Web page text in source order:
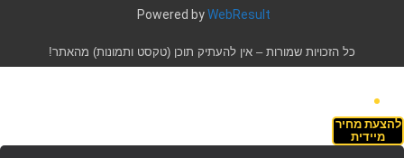
Powered byWebResult
כל הזכויות שמורות – אין להעתיק תוכן (טקסט ותמונות) מהאתר!
להצעת מחיר
מיידית